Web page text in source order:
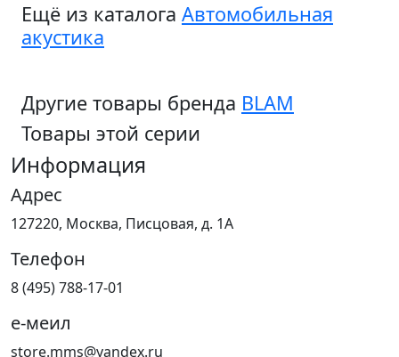
Ещё из каталога Автомобильная
акустика
Другие товары бренда BLAM
Товары этой серии
Информация
Адрес
127220, Москва, Писцовая, д. 1А
Телефон
8 (495) 788-17-01
е-меил
store.mms@yandex.ru